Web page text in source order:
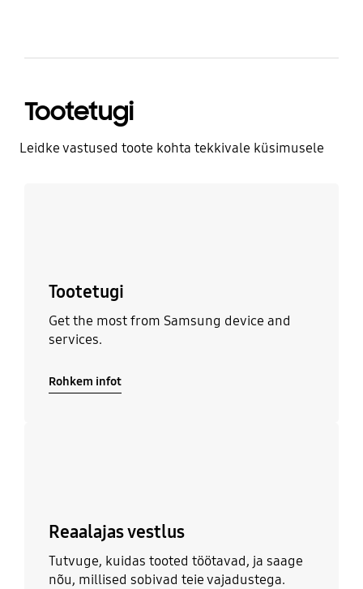
Tootetugi
Leidke vastused toote kohta tekkivale küsimusele
Tootetugi
Get the most from Samsung device and
services.
Rohkem infot
Reaalajas vestlus
Tutvuge, kuidas tooted töötavad, ja saage
nõu, millised sobivad teie vajadustega.